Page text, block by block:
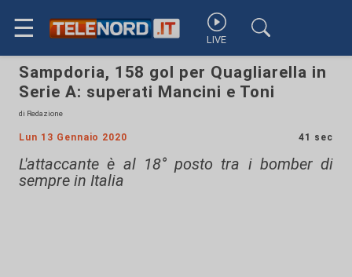
☰ LIVE
Sampdoria, 158 gol per Quagliarella in
Serie A: superati Mancini e Toni
di Redazione
Lun 13 Gennaio 2020 41 sec
L'attaccante è al 18° posto tra i bomber di
sempre in Italia